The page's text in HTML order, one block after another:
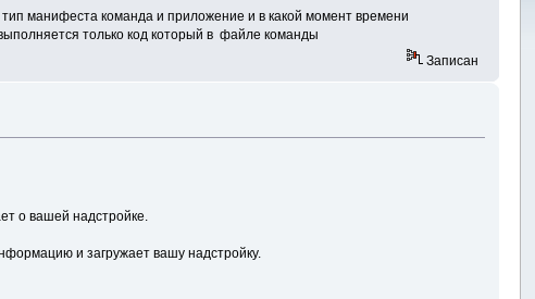
манифеста команда и приложение и в какой момент времени
только код который в файле команды
Записан
о вашей надстройке.
и загружает вашу надстройку.